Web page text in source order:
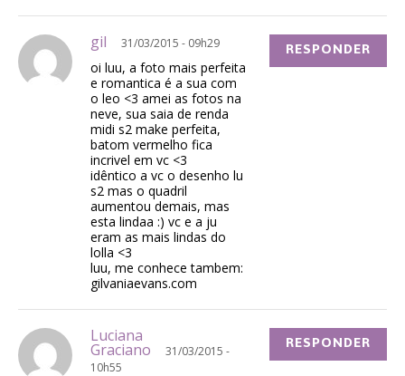
gil 31/03/2015 - 09h29
oi luu, a foto mais perfeita
e romantica é a sua com
o leo <3 amei as fotos na
neve, sua saia de renda
midi s2 make perfeita,
batom vermelho fica
incrivel em vc <3
idêntico a vc o desenho lu
s2 mas o quadril
aumentou demais, mas
esta lindaa :) vc e a ju
eram as mais lindas do
lolla <3
luu, me conhece tambem:
gilvaniaevans.com
RESPONDER
Luciana
Graciano
31/03/2015 -
10h55
RESPONDER